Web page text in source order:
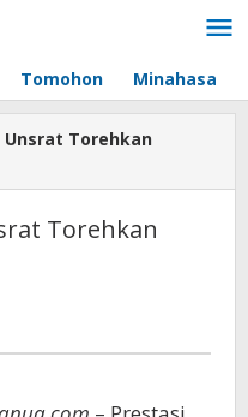
Tomohon Minahasa
Unsrat Torehkan
Torehkan